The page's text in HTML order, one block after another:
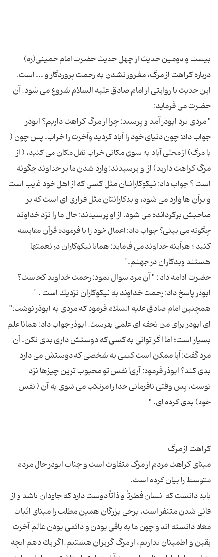
بیست و دومین حدیث از چهل حدیث حضرت امام خمینی(ره)
درباره كراهت از مرگ، مغرور نشدن به رحمت پروردگار و ... است.
این حدیث با روایتی از امام صادق علیه السلام شروع می شود. آن
" مردی نزد ابوذر آمد و پرسید: چرا از مرگ كراهت داریم؟ ابوذر
جواب داد: چون دنیای خود را آباد كردید وآخرت را خراب. پس چون (
با مرگ) از محلی آباد به سوی مكانی خراب نقل مكان می كنید، ( از
مرگ كراهت دارید) از او پرسیدند: وارد شدن ما بر خداوند چگونه
است ؟ جواب داد: نیكوكارانتان مثل كسی كه از اهل خود غایب است
و برآن ها وارد می شود، و بدكارانتان مثل فراری ای است كه بر
صاحبش برگردانده می شود. از او پرسیدند: حال ما را نزد خداوند
چگونه می بینی؟ جواب داد: اعمال خود را با فرموده قرآن مقایسه
كنید ؛ هرآینه خداوند می فرماید: همانا نیكوكاران در نعمتها
حضرت ادامه داد : " آن مرد سوال نمود: رحمت خداوند كجاست؟
همچنین امام صادق علیه السلام فرمود كه مردی به ابوذر نوشت:"
ای ابوذر برای من تحفه ای علمی بفرست. ابوذر جواب داد: همانا علم
بسیار است؛ اما اگر توانی به كسی كه دوستش داری بدی نكن. آن
مرد گفت: آیا ممكن است كسی به شخصی كه دوستش می دارد
بدی كند؟ ابوذر فرمود: آری! نفس تو محبوب ترین چیزها نزد
توست. پس وقتی نافرمانی خدا را مرتكب می شوی به آن ( نفس
مبنای كراهت مردم از مرگ متفاوت است و جناب ابوذر حال مردم
باید دانست كه انسان فطرتاً و ذاتاً دوست دارد كه جاودان باشد و از
فانی شدن متنفر است. برخی بزرگان همین مطلب را مبنای اثبات
معاد دانسته اند و چون ما به باقی بودن و دائمی بودن عالم آخرت
یقین و اطمینان نداریم، از مرگ گریزان هستیم.اگر یك دهم آنچه